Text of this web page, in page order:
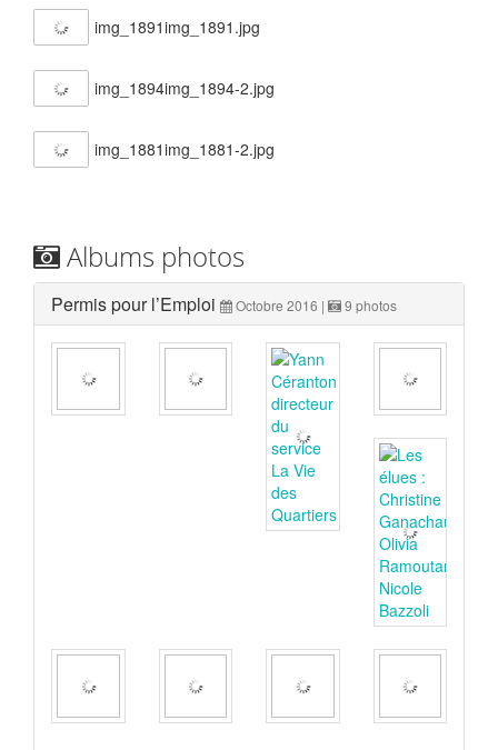
img_1891img_1891.jpg
img_1894img_1894-2.jpg
img_1881img_1881-2.jpg
Albums photos
Permis pour l’Emploi Octobre 2016 | 9 photos
Portfolio